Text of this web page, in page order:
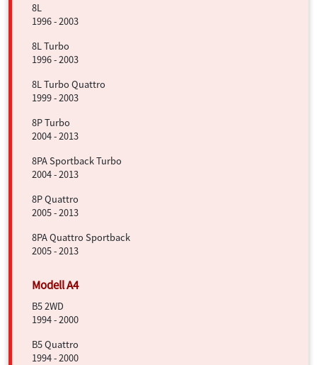
8L
1996 - 2003
8L Turbo
1996 - 2003
8L Turbo Quattro
1999 - 2003
8P Turbo
2004 - 2013
8PA Sportback Turbo
2004 - 2013
8P Quattro
2005 - 2013
8PA Quattro Sportback
2005 - 2013
B5 2WD
1994 - 2000
B5 Quattro
1994 - 2000